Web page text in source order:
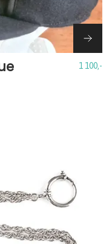
1 100,-